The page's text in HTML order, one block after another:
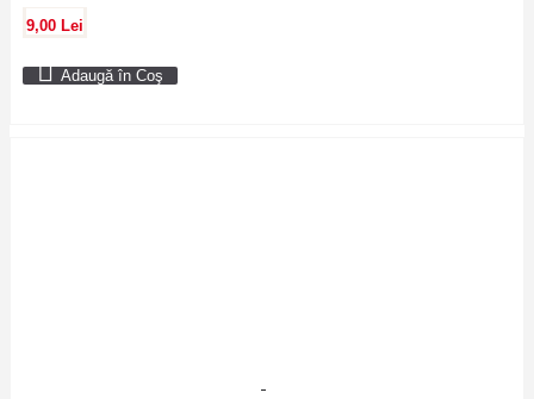
9,00 Lei
Adaugă în Coş